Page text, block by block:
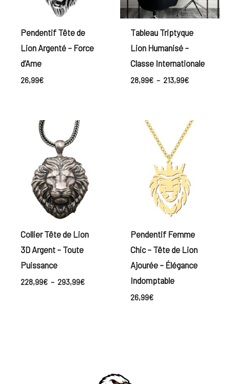
Pendentif Tête de
Lion Argenté – Force
d’Ame
26,99€
Tableau Triptyque
Lion Humanisé –
Classe Internationale
28,99€ – 213,99€
Collier Tête de Lion
3D Argent – Toute
Puissance
228,99€ – 293,99€
293,99€
Pendentif Femme
Chic – Tête de Lion
Ajourée – Élégance
Indomptable
26,99€